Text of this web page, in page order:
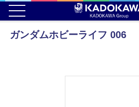
ガンダムホビーライフ 006